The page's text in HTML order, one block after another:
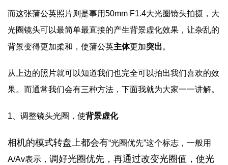
而这张蒲公英照片则是事用50mm F1.4大光圈镜头拍摄，大
光圈镜头可以最简单最直接的产生背景虚化效果，让杂乱的
背景变得更加柔和，使蒲公英主体更加突出。
从上边的照片就可以知道我们也完全可以拍出我们喜欢的效
果。而通常我们会有三种方法，下面我就为大家一一讲解。
1、 调整镜头光圈，使背景虚化
相机的模式转盘上都会有“光圈优先”这个标志，一般用
A/Av表示， 调好光圈优先，再通过改变光圈值，使光